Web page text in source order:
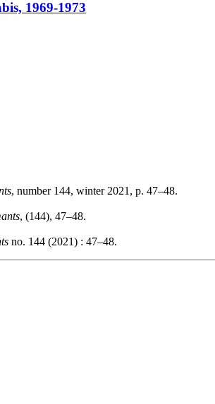
1969-1973
, number 144, winter 2021, p. 47–48.
, (144), 47–48.
no. 144 (2021) : 47–48.